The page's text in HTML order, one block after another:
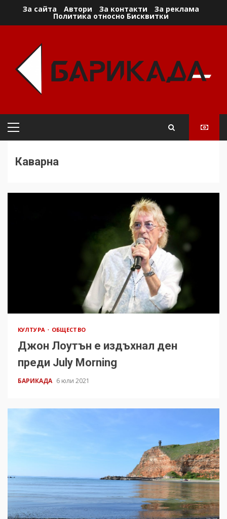
За сайта Автори За контакти За реклама
Политика относно Бисквитки
Primary
Каварна
КУЛТУРА ОБЩЕСТВО
Джон Лоутън е издъхнал ден
преди July Morning
БАРИКАДА 6 юли 2021